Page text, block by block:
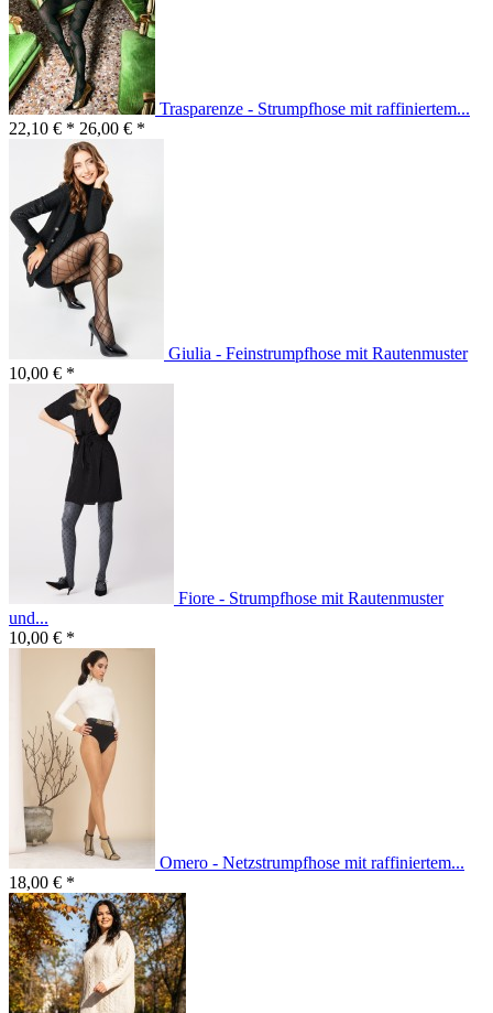
Trasparenze - Strumpfhose mit raffiniertem...
22,10 € * 26,00 € *
Giulia - Feinstrumpfhose mit Rautenmuster
10,00 € *
Fiore - Strumpfhose mit Rautenmuster
und...
10,00 € *
Omero - Netzstrumpfhose mit raffiniertem...
18,00 € *